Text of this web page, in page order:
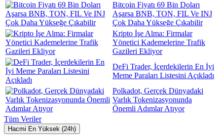
Bitcoin Fiyatı 69 Bin Doları
Aşarsa BNB, TON, FIL Ve INJ
Çok Daha Yükseğe Çıkabilir
Kripto İşe Alma: Firmalar
Yönetici Kademelerine Trafik
Gazileri Ekliyor
DeFi Trader, İçerdekilerin En İyi
Meme Paraları Listesini Açıkladı
Polkadot, Gerçek Dünyadaki
Varlık Tokenizasyonunda
Önemli Adımlar Atıyor
Tüm Veriler
Hacmi En Yüksek (24h)